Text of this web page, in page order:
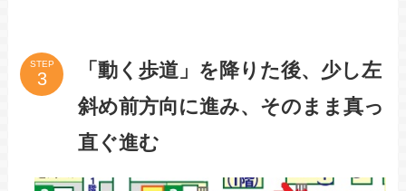
STEP
「動く歩道」を降りた後、少し左
斜め前方向に進み、そのまま真っ
直ぐ進む